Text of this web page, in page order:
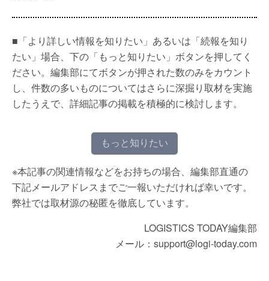
■「より詳しい情報を知りたい」あるいは「続報を知り
たい」場合、下の「もっと知りたい」ボタンを押してく
ださい。編集部にてボタンが押された数のみをカウント
し、件数の多いものについてはさらに深掘り取材を実施
したうえで、詳細記事の掲載を積極的に検討します。
もっと知りたい
※本記事の関連情報などをお持ちの場合、編集部直通の
下記メールアドレスまでご一報いただければ幸いです。
弊社では取材源の秘匿を徹底しています。
LOGISTICS TODAY編集部
メール：support@logi-today.com